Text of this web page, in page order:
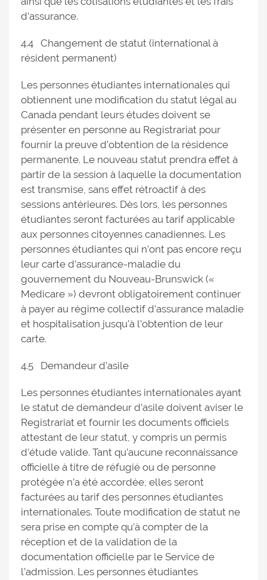
d’assurance.
4.4 Changement de statut (international à
résident permanent)
Les personnes étudiantes internationales qui
obtiennent une modification du statut légal au
Canada pendant leurs études doivent se
présenter en personne au Registrariat pour
fournir la preuve d’obtention de la résidence
permanente. Le nouveau statut prendra effet à
partir de la session à laquelle la documentation
est transmise, sans effet rétroactif à des
sessions antérieures. Dès lors, les personnes
étudiantes seront facturées au tarif applicable
aux personnes citoyennes canadiennes. Les
personnes étudiantes qui n’ont pas encore reçu
leur carte d’assurance-maladie du
gouvernement du Nouveau-Brunswick («
Medicare ») devront obligatoirement continuer
à payer au régime collectif d’assurance maladie
et hospitalisation jusqu’à l’obtention de leur
carte.
4.5 Demandeur d’asile
Les personnes étudiantes internationales ayant
le statut de demandeur d’asile doivent aviser le
Registrariat et fournir les documents officiels
attestant de leur statut, y compris un permis
d’étude valide. Tant qu’aucune reconnaissance
officielle à titre de réfugié ou de personne
protégée n’a été accordée, elles seront
facturées au tarif des personnes étudiantes
internationales. Toute modification de statut ne
sera prise en compte qu’à compter de la
réception et de la validation de la
documentation officielle par le Service de
l’admission. Les personnes étudiantes